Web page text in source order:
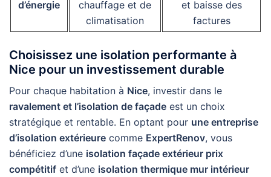
d’énergie
chauffage et de
climatisation
et baisse des
factures
Choisissez une isolation performante à
Nice pour un investissement durable
Pour chaque habitation à Nice, investir dans le
ravalement et l’isolation de façade est un choix
stratégique et rentable. En optant pour une entreprise
d’isolation extérieure comme ExpertRenov, vous
bénéficiez d’une isolation façade extérieur prix
compétitif et d’une isolation thermique mur intérieur